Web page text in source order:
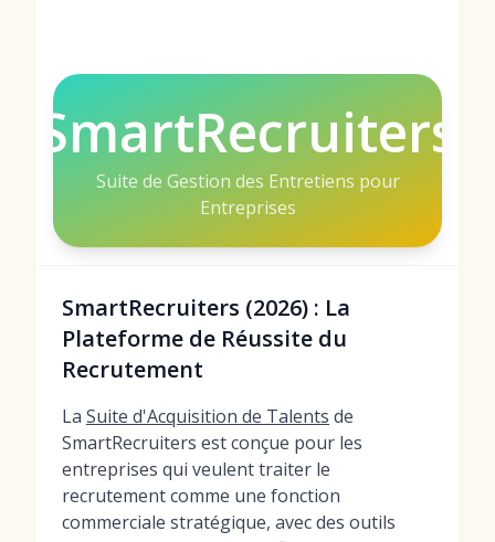
SmartRecruiters
Suite de Gestion des Entretiens pour
Entreprises
SmartRecruiters (2026) : La
Plateforme de Réussite du
Recrutement
La Suite d'Acquisition de Talents de
SmartRecruiters est conçue pour les
entreprises qui veulent traiter le
recrutement comme une fonction
commerciale stratégique, avec des outils